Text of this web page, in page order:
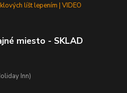
líšt lepením | VIDEO
miesto - SKLAD
Inn)